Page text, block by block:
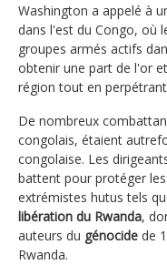
Washington a appelé à
dans l'est du Congo, où
groupes armés actifs
obtenir une part de l'or
région tout en
De nombreux
congolais, étaient
congolaise. Les
battent pour protéger
extrémistes hutus tels
libération du Rwanda,
auteurs du génocide de
Rwanda.